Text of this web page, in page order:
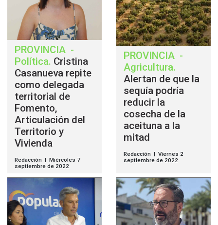
PROVINCIA -
Política. Cristina
Casanueva repite
como delegada
territorial de
Fomento,
Articulación del
Territorio y
Vivienda
Redacción | Miércoles 7
septiembre de 2022
PROVINCIA -
Agricultura.
Alertan de que la
sequía podría
reducir la
cosecha de la
aceituna a la
mitad
Redacción | Viernes 2
septiembre de 2022